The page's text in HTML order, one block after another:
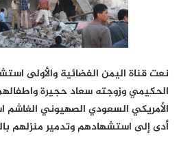
نعت قناة اليمن الفضائية والأولى
الحكيمي وزوجته سعاد حجيرة
الأمريكي السعودي الصهيوني الغاشم
أدى إلى استشهادهم وتدمير منزلهم